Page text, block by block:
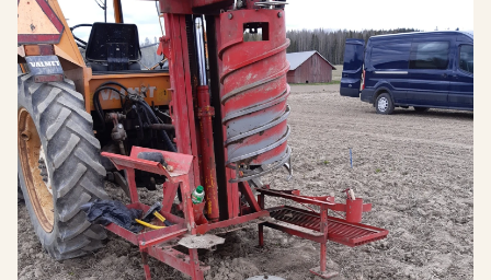
Ota yhteyttä
FI Etsi
VERKKOKAUPPA